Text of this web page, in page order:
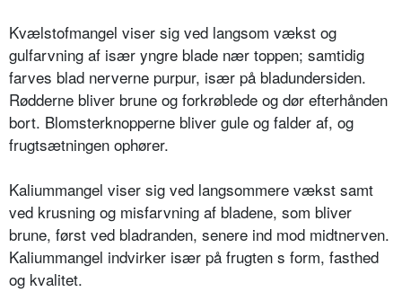
Kvælstofmangel viser sig ved langsom vækst og
gulfarvning af især yngre blade nær toppen; samtidig
farves blad nerverne purpur, især på bladun­dersiden.
Rødderne bliver brune og forkrøblede og dør efterhånden
bort. Blomsterknopperne bliver gule og fal­der af, og
frugtsætningen ophører.
Kaliummangel viser sig ved langsom­mere vækst samt
ved krusning og mis­farvning af bladene, som bliver
brune, først ved bladranden, senere ind mod midtnerven.
Kaliummangel indvirker især på frugten s form, fasthed
og kvali­tet.